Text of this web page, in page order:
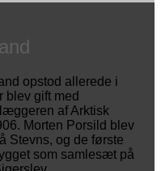
opstod allerede i
blev gift med
af Arktisk
Morten Porsild blev
Stevns, og de første
som samlesæt på